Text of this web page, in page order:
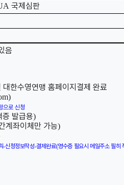
국제심판
음
한수영연맹 홈페이지 결제 완료
으로 신청
증 발급용)
계좌이체만 가능)
-신청정보작성-결제완료(영수증 필요시 메일주소 필히